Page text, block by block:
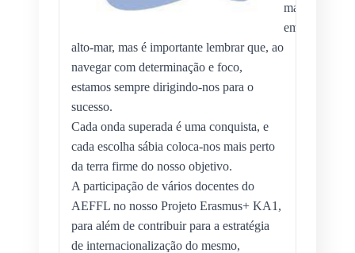
marinheiros
em
alto-mar, mas é importante lembrar que, ao
navegar com determinação e foco,
estamos sempre dirigindo-nos para o
sucesso.
Cada onda superada é uma conquista, e
cada escolha sábia coloca-nos mais perto
da terra firme do nosso objetivo.
A participação de vários docentes do
AEFFL no nosso Projeto Erasmus+ KA1,
para além de contribuir para a estratégia
de internacionalização do mesmo,